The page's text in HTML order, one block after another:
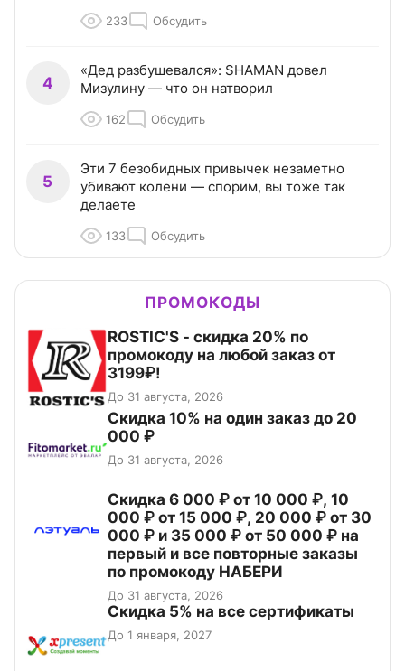
233 Обсудить
4
«Дед разбушевался»: SHAMAN довел
Мизулину — что он натворил
162 Обсудить
5
Эти 7 безобидных привычек незаметно
убивают колени — спорим, вы тоже так
делаете
133 Обсудить
ПРОМОКОДЫ
ROSTIC'S - скидка 20% по
промокоду на любой заказ от
3199₽!
До 31 августа, 2026
Скидка 10% на один заказ до 20
000 ₽
До 31 августа, 2026
Скидка 6 000 ₽ от 10 000 ₽, 10
000 ₽ от 15 000 ₽, 20 000 ₽ от 30
000 ₽ и 35 000 ₽ от 50 000 ₽ на
первый и все повторные заказы
по промокоду НАБЕРИ
До 31 августа, 2026
Скидка 5% на все сертификаты
До 1 января, 2027